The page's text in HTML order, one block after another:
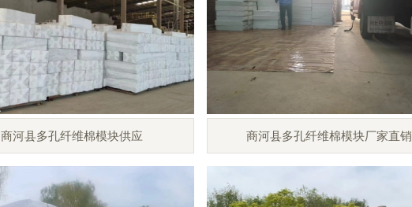
商河县多孔纤维棉模块供应 商河县多孔纤维棉模块厂家直销